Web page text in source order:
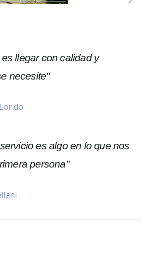
llegar con calidad y
necesite"​
es algo en lo que nos
persona"​